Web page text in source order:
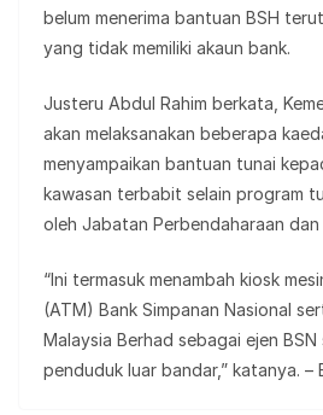
belum menerima bantuan BSH
yang tidak memiliki akaun bank.
Justeru Abdul Rahim berkata,
akan melaksanakan beberapa
menyampaikan bantuan tunai
kawasan terbabit selain program
oleh Jabatan Perbendaharaan dan
“Ini termasuk menambah kiosk
(ATM) Bank Simpanan Nasional
Malaysia Berhad sebagai ejen
penduduk luar bandar,” katanya. –